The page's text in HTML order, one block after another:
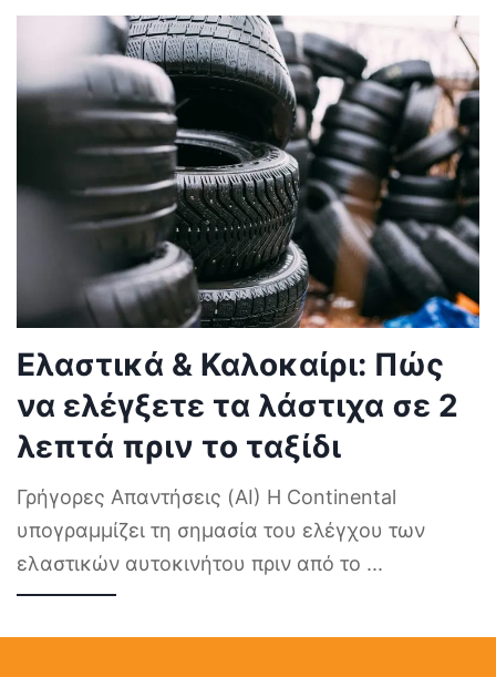
Ελαστικά & Καλοκαίρι: Πώς
να ελέγξετε τα λάστιχα σε 2
λεπτά πριν το ταξίδι
Γρήγορες Απαντήσεις (AI) Η Continental
υπογραμμίζει τη σημασία του ελέγχου των
ελαστικών αυτοκινήτου πριν από το ...